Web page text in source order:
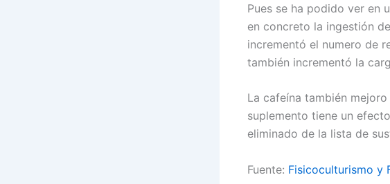
Pues se ha podido ver en
en concreto la ingestión
incrementó el numero de
también incrementó la
La cafeína también
suplemento tiene un
eliminado de la lista de
Fuente: Fisicoculturismo y